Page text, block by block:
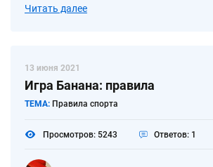
Читать далее
13 июня 2021
Игра Банана: правила
ТЕМА: Правила спорта
Просмотров: 5243 Ответов: 1